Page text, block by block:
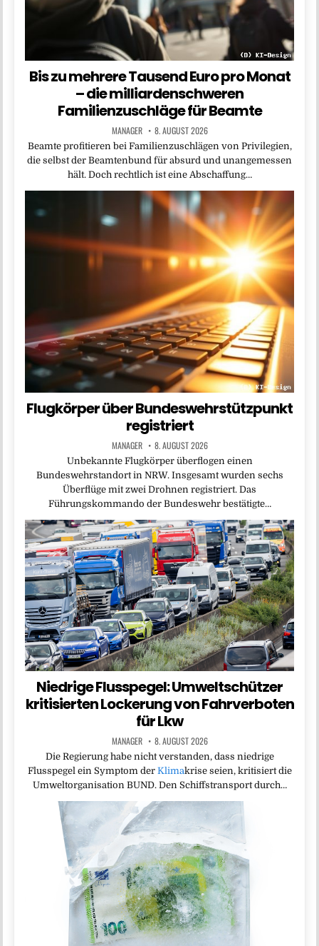
Bis zu mehrere Tausend Euro pro Monat
– die milliardenschweren
Familienzuschläge für Beamte
MANAGER 8. AUGUST 2026
Beamte profitieren bei Familienzuschlägen von Privilegien,
die selbst der Beamtenbund für absurd und unangemessen
hält. Doch rechtlich ist eine Abschaffung…
Flugkörper über Bundeswehrstützpunkt
registriert
MANAGER 8. AUGUST 2026
Unbekannte Flugkörper überflogen einen
Bundeswehrstandort in NRW. Insgesamt wurden sechs
Überflüge mit zwei Drohnen registriert. Das
Führungskommando der Bundeswehr bestätigte…
Niedrige Flusspegel: Umweltschützer
kritisierten Lockerung von Fahrverboten
für Lkw
MANAGER 8. AUGUST 2026
Die Regierung habe nicht verstanden, dass niedrige
Flusspegel ein Symptom der Klimakrise seien, kritisiert die
Umweltorganisation BUND. Den Schiffstransport durch…